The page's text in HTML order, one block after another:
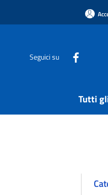
Seguici su
Tutti